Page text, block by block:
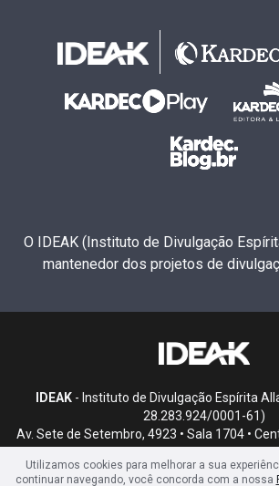
O IDEAK (Instituto de Divulgação
mantenedor dos projetos de
IDEAK- Instituto de Divulgação Espírita
28.283.924/0001-61)
Av. Sete de Setembro, 4923 • Sala 1704 •
Utilizamos cookies para melhorar a sua
continuar navegando, você concorda com a nossa